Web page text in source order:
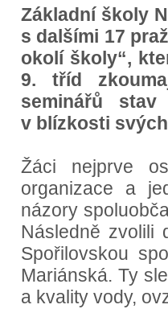
Základní školy
s dalšími 17
okolí školy“,
9. tříd
seminářů
v blízkosti
Žáci nejprve
organizace a
názory
Následně zvolili
Spořilovskou
Mariánská. Ty
a kvality vody,